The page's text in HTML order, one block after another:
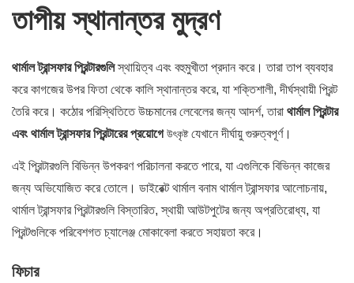
তাপীয় স্থানান্তর মুদ্রণ
থার্মাল ট্রান্সফার প্রিন্টারগুলি স্থায়িত্ব এবং বহুমুখীতা প্রদান করে। তারা তাপ ব্যবহার
করে কাগজের উপর ফিতা থেকে কালি স্থানান্তর করে, যা শক্তিশালী, দীর্ঘস্থায়ী প্রিন্ট
তৈরি করে। কঠোর পরিস্থিতিতে উচ্চমানের লেবেলের জন্য আদর্শ, তারা থার্মাল প্রিন্টার
এবং থার্মাল ট্রান্সফার প্রিন্টারের প্রয়োগেউৎকৃষ্টযেখানে দীর্ঘায়ু গুরুত্বপূর্ণ।
এই প্রিন্টারগুলি বিভিন্ন উপকরণ পরিচালনা করতে পারে, যা এগুলিকে বিভিন্ন কাজের
জন্য অভিযোজিত করে তোলে। ডাইরেক্ট থার্মাল বনাম থার্মাল ট্রান্সফার আলোচনায়,
থার্মাল ট্রান্সফার প্রিন্টারগুলি বিস্তারিত, স্থায়ী আউটপুটের জন্য অপ্রতিরোধ্য, যা
প্রিন্টগুলিকে পরিবেশগত চ্যালেঞ্জ মোকাবেলা করতে সহায়তা করে।
ফিচার